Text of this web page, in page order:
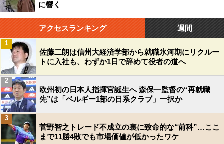
に響く
アクセスランキング 週間
佐藤二朗は信州大経済学部から就職氷河期にリクルー
トに入社も、わずか1日で辞めて役者の道へ
1
欧州初の日本人指揮官誕生へ 森保一監督の“再就職
先”は「ベルギー1部の日系クラブ」一択か
2
菅野智之トレード不成立の裏に致命的な“前科”…ここ
まで11勝4敗でも市場価値が低かったワケ
3